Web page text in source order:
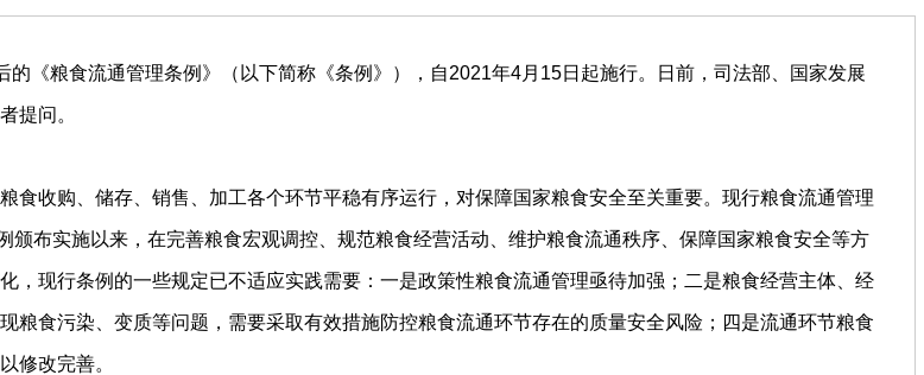
《粮食流通管理条例》（以下简称《条例》），自2021年4月15日起施行。日前，司法部、国家发展
提问。
食收购、储存、销售、加工各个环节平稳有序运行，对保障国家粮食安全至关重要。现行粮食流通管理
布实施以来，在完善粮食宏观调控、规范粮食经营活动、维护粮食流通秩序、保障国家粮食安全等方
，现行条例的一些规定已不适应实践需要：一是政策性粮食流通管理亟待加强；二是粮食经营主体、经
食污染、变质等问题，需要采取有效措施防控粮食流通环节存在的质量安全风险；四是流通环节粮食
修改完善。